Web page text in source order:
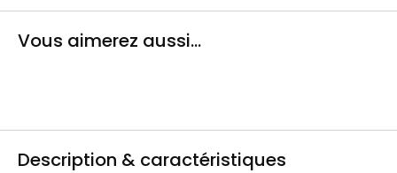
Vous aimerez aussi...
Description & caractéristiques